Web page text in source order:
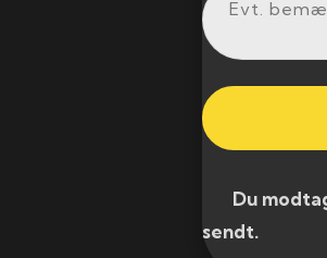
Du
sendt.​